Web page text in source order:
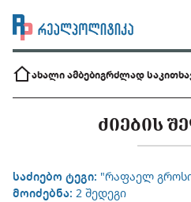
ახალი ამბებიგრძლად
ᲫᲘᲔᲑᲘᲡ
საძიებო ტეგი: "რაფაელ
მოიძებნა: 2 შედეგი